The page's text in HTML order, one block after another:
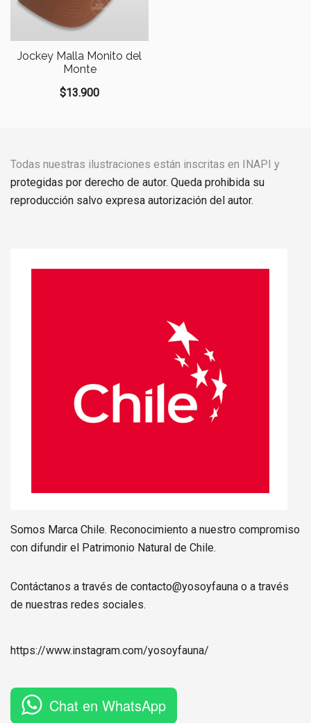
Jockey Malla Monito del
Monte
$13.900
Todas nuestras ilustraciones están inscritas en INAPI y
protegidas por derecho de autor. Queda prohibida su
reproducción salvo expresa autorización del autor.
Somos Marca Chile. Reconocimiento a nuestro compromiso
con difundir el Patrimonio Natural de Chile.
Contáctanos a través de contacto@yosoyfauna o a través
de nuestras redes sociales.
https://www.instagram.com/yosoyfauna/
Chat en WhatsApp